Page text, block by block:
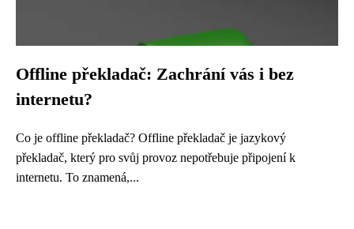
Offline překladač: Zachrání vás i bez
internetu?
Co je offline překladač? Offline překladač je jazykový
překladač, který pro svůj provoz nepotřebuje připojení k
internetu. To znamená,...